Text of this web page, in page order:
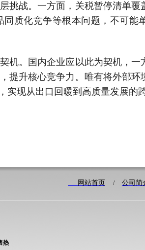
战。一方面，关税暂停清单覆
质化竞争等根本问题，不可能
。国内企业应以此为契机，一
提升核心竞争力。唯有将外部
现从出口回暖到高质量发展的跨
热
网站首页 / 公司简